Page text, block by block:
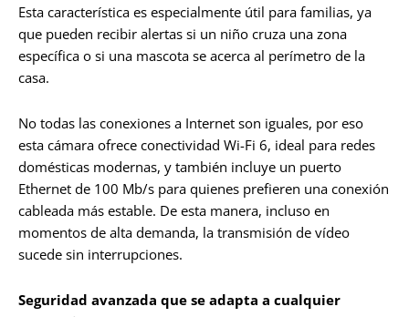
Esta característica es especialmente útil para familias, ya
que pueden recibir alertas si un niño cruza una zona
específica o si una mascota se acerca al perímetro de la
casa.
No todas las conexiones a Internet son iguales, por eso
esta cámara ofrece conectividad Wi-Fi 6, ideal para redes
domésticas modernas, y también incluye un puerto
Ethernet de 100 Mb/s para quienes prefieren una conexión
cableada más estable. De esta manera, incluso en
momentos de alta demanda, la transmisión de vídeo
sucede sin interrupciones.
Seguridad avanzada que se adapta a cualquier